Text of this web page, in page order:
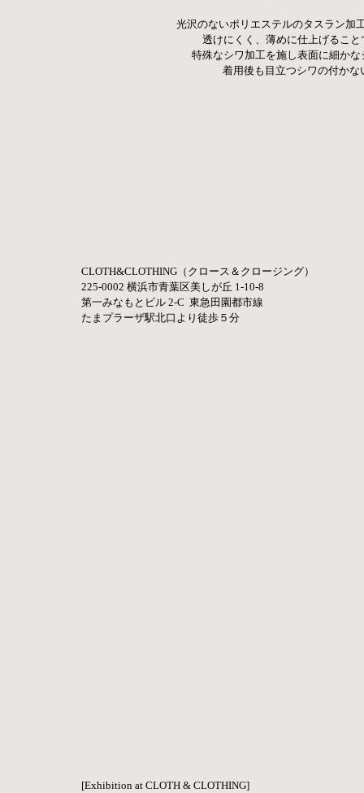
光沢のないポリエステルのタスラン加
透けにくく、薄めに仕上げるこ
特殊なシワ加工を施し表面に細か
着用後も目立つシワの付か
CLOTH&CLOTHING（クロース＆クロージング）
225-0002 横浜市青葉区美しが丘 1-10-8
第一みなもとビル 2-C  東急田園都市線
たまプラーザ駅北口より徒歩５分
[Exhibition at CLOTH & CLOTHING]